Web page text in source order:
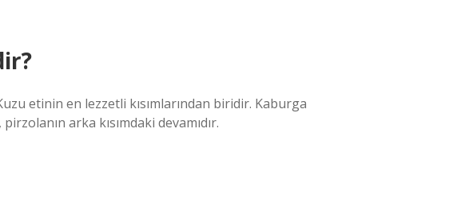
etinin en lezzetli kısımlarından biridir. Kaburga
arka kısımdaki devamıdır.